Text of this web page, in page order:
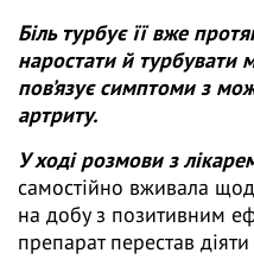
Біль турбує її вже
наростати й турбувати
пов’язує симптоми з
артриту.
У ході розмови з
самостійно вживала
на добу з позитивним
препарат перестав